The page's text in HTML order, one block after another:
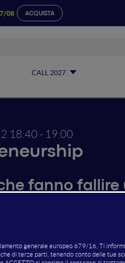
08 ACQUISTA
CALL 2027
18:40 - 19:00
fanno
di equity crowdfunding
a una cattiva gestione
racconterà i 10 errori
maturata in decine di